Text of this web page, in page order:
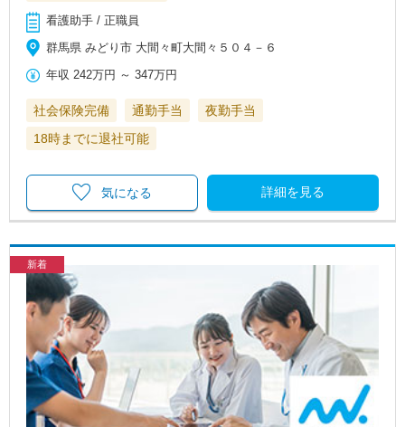
看護助手 / 正職員
群馬県 みどり市 大間々町大間々５０４－６
年収 242万円 ～347万円
社会保険完備 通勤手当
夜勤手当
18時までに退社可能
詳細を見る
気になる
新着